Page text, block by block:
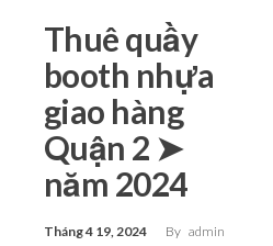
Thuê quầy
booth nhựa
giao hàng
Quận 2 ➤
năm 2024
Tháng 4 19, 2024 By admin